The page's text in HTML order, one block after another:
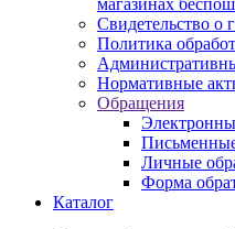
магазинах
Свидетельство о
Политика
Нормативные
Обращения
Личные
Форма
Каталог